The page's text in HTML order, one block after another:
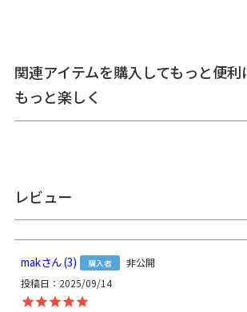
ビスタ（INVISTA）社の登録商標です
生地自体に撥水効果がありますが、水
サイズ詳細
＜本体＞
外寸：高さ（ベルト含まず）37.3cm、
77cm、幅（最大）39.5cm、マチ
内寸：高さ（ホック下まで）22cm（
関連アイテムを購入してもっと便利
もっと楽しく
レビュー
mak 3 購入者
非公開
投稿日
2025/09/14